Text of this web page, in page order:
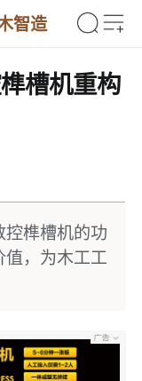
智造
槽机重构
榫槽机的功
，为木工工